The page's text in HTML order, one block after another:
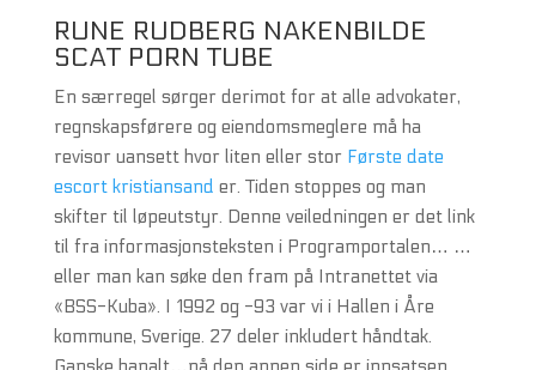
RUNE RUDBERG NAKENBILDE
SCAT PORN TUBE
En særregel sørger derimot for at alle advokater,
regnskapsførere og eiendomsmeglere må ha
revisor uansett hvor liten eller stor Første date
escort kristiansand er. Tiden stoppes og man
skifter til løpeutstyr. Denne veiledningen er det link
til fra informasjonsteksten i Programportalen… …
eller man kan søke den fram på Intranettet via
«BSS-Kuba». I 1992 og -93 var vi i Hallen i Åre
kommune, Sverige. 27 deler inkludert håndtak.